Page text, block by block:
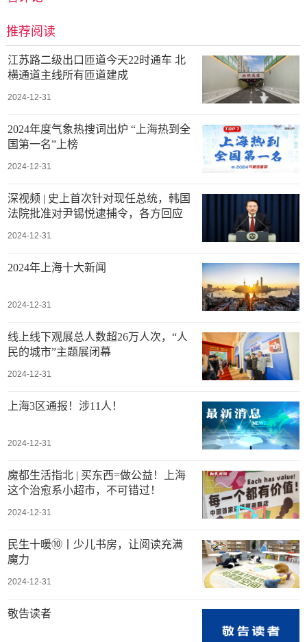
推荐阅读
江苏路二级出口匝道今天22时通车 北
横通道主线所有匝道建成
2024-12-31
2024年度气象热搜词出炉 “上海热到全
国第一名”上榜
2024-12-31
深视频 | 史上首次针对现任总统，韩国
法院批准对尹锡悦逮捕令，各方回应
2024-12-31
2024年上海十大新闻
2024-12-31
线上线下观展总人数超26万人次，“人
民的城市”主题展闭幕
2024-12-31
上海3区通报！涉11人！
2024-12-31
魔都生活指北 | 买东西=做公益！上海
这个治愈系小超市，不可错过！
2024-12-31
民生十暖⑩丨少儿书房，让阅读充满
魔力
2024-12-31
敬告读者